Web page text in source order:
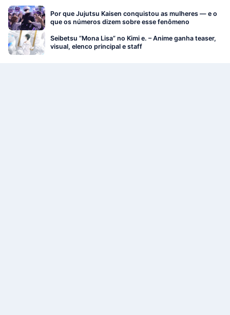
Por que Jujutsu Kaisen conquistou as mulheres — e o
que os números dizem sobre esse fenômeno
Seibetsu “Mona Lisa” no Kimi e. – Anime ganha teaser,
visual, elenco principal e staff